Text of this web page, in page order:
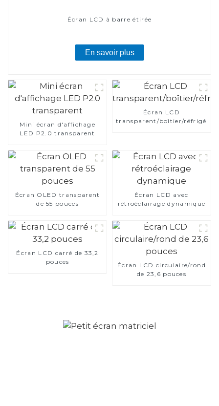
Écran LCD à barre étirée
En savoir plus
Mini écran d'affichage
LED P2.0 transparent
Écran LCD
transparent/boîtier/
Écran OLED transparent
de 55 pouces
Écran LCD avec
rétroéclairage dynamique
Écran LCD carré de 33,2
pouces
Écran LCD circulaire/rond
de 23,6 pouces